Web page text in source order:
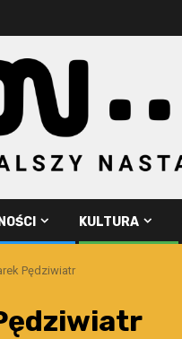
KULTURA
Pędziwiatr